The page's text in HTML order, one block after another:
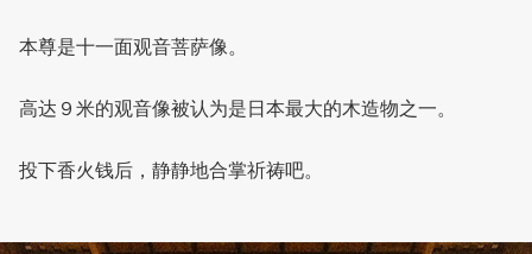
本尊是十一面观音菩萨像。
高达９米的观音像被认为是日本最大的木造物之一。
投下香火钱后，静静地合掌祈祷吧。